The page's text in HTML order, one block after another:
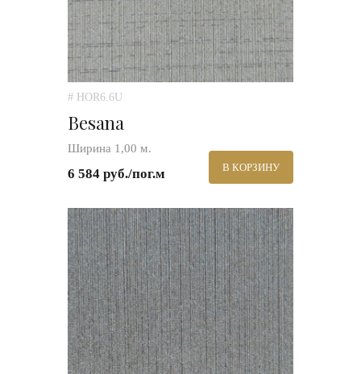
# HOR6.6U
Besana
Ширина 1,00 м.
6 584 руб./пог.м В КОРЗИНУ